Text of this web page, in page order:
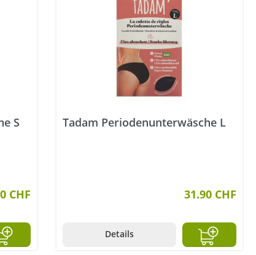
S
CHF
Tadam Periodenunterwäsche L
31.90 CHF
Details